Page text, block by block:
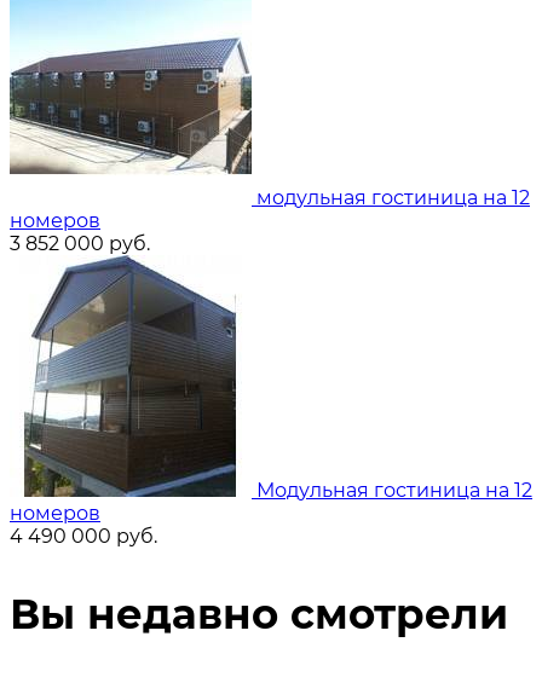
модульная гостиница на 12
номеров
3 852 000 руб.
Модульная гостиница на 12
номеров
4 490 000 руб.
Вы недавно смотрели